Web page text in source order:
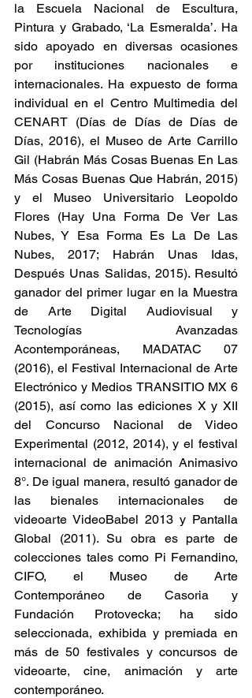
la Escuela Nacional de Escultura,
Pintura y Grabado, ‘La Esmeralda’. Ha
sido apoyado en diversas ocasiones
por instituciones nacionales e
internacionales. Ha expuesto de forma
individual en el Centro Multimedia del
CENART (Días de Días de Días de
Días, 2016), el Museo de Arte Carrillo
Gil (Habrán Más Cosas Buenas En Las
Más Cosas Buenas Que Habrán, 2015)
y el Museo Universitario Leopoldo
Flores (Hay Una Forma De Ver Las
Nubes, Y Esa Forma Es La De Las
Nubes, 2017; Habrán Unas Idas,
Después Unas Salidas, 2015). Resultó
ganador del primer lugar en la Muestra
de Arte Digital Audiovisual y
Tecnologías Avanzadas
Acontemporáneas, MADATAC 07
(2016), el Festival Internacional de Arte
Electrónico y Medios TRANSITIO MX 6
(2015), así como las ediciones X y XII
del Concurso Nacional de Video
Experimental (2012, 2014), y el festival
internacional de animación Animasivo
8°. De igual manera, resultó ganador de
las bienales internacionales de
videoarte VideoBabel 2013 y Pantalla
Global (2011). Su obra es parte de
colecciones tales como Pi Fernandino,
CIFO, el Museo de Arte
Contemporáneo de Casoria y
Fundación Protovecka; ha sido
seleccionada, exhibida y premiada en
más de 50 festivales y concursos de
videoarte, cine, animación y arte
contemporáneo.